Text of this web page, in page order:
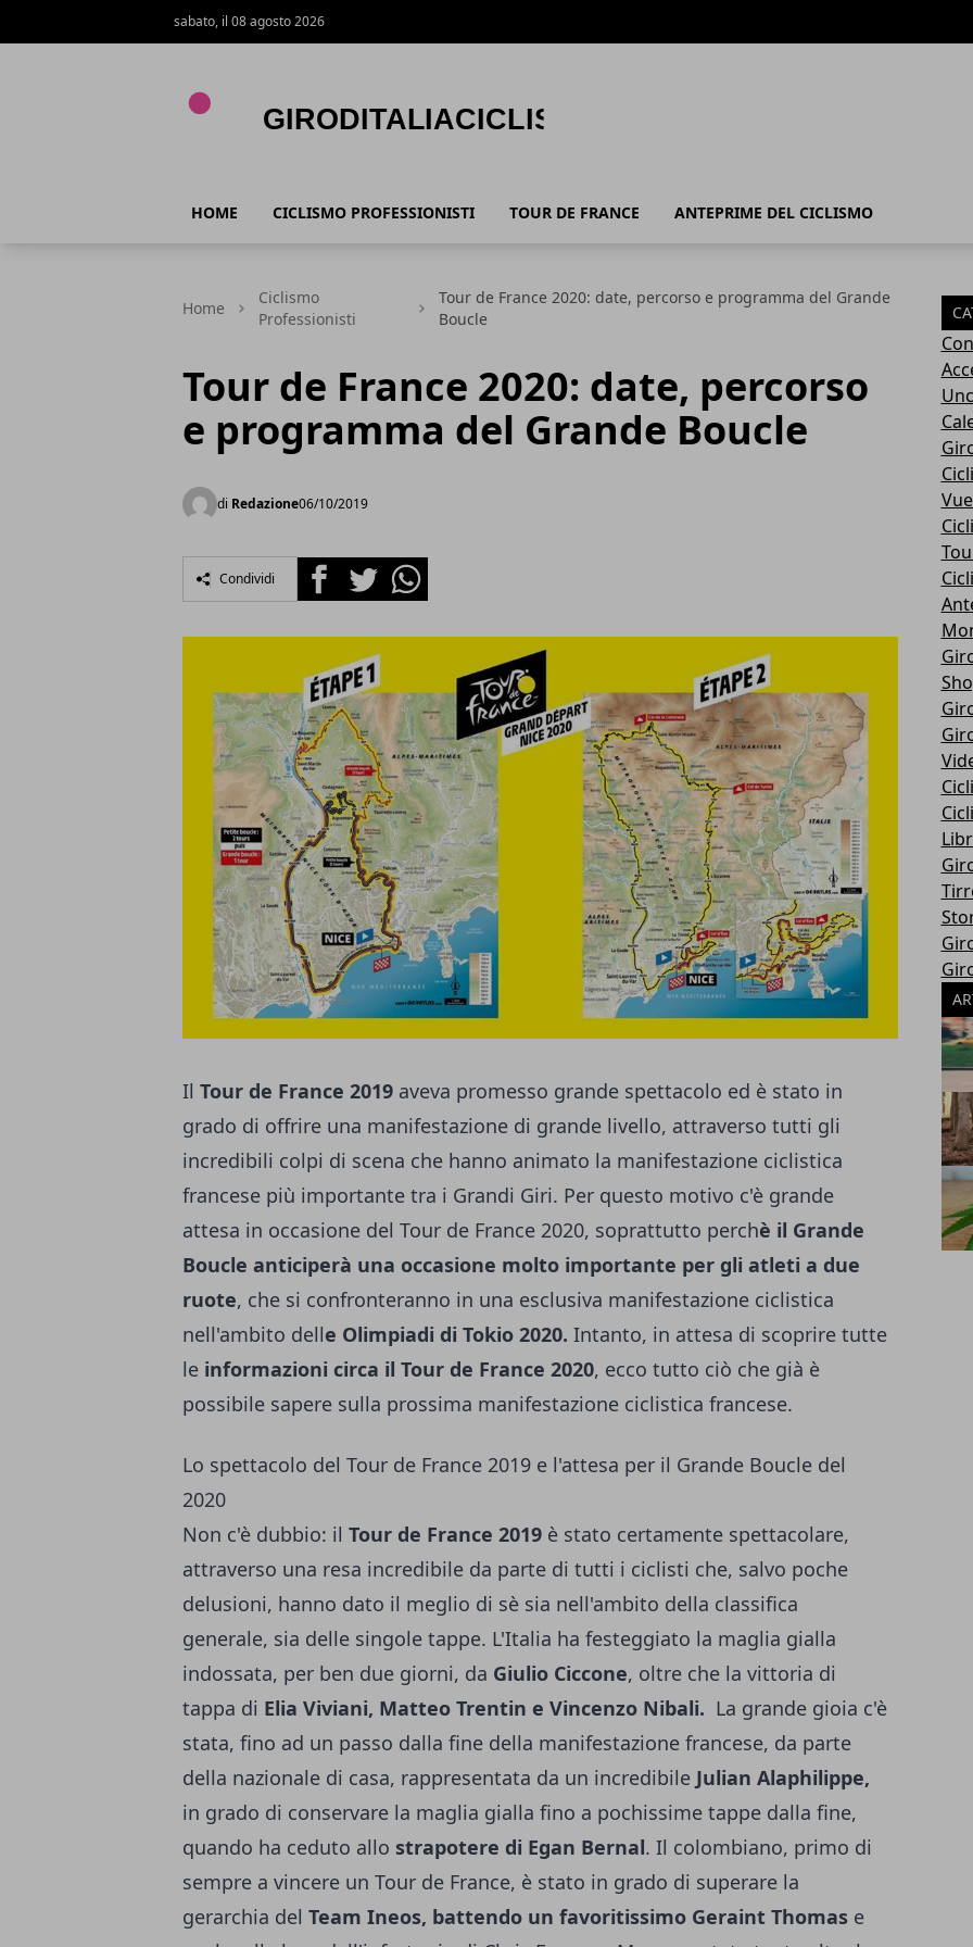
sabato, il 08 agosto 2026
HOME CICLISMO PROFESSIONISTI TOUR DE FRANCE ANTEPRIME DEL CICLISMO
Home
Ciclismo
Professionisti
Tour de France 2020: date, percorso e programma del Grande
Boucle
Tour de France 2020: date, percorso
e programma del Grande Boucle
di Redazione06/10/2019
Condividi FacebookTwitterWhatsapp
Il Tour de France 2019 aveva promesso grande spettacolo ed è stato in
grado di offrire una manifestazione di grande livello, attraverso tutti gli
incredibili colpi di scena che hanno animato la manifestazione ciclistica
francese più importante tra i Grandi Giri. Per questo motivo c'è grande
attesa in occasione del Tour de France 2020, soprattutto perchè il Grande
Boucle anticiperà una occasione molto importante per gli atleti a due
ruote, che si confronteranno in una esclusiva manifestazione ciclistica
nell'ambito delle Olimpiadi di Tokio 2020. Intanto, in attesa di scoprire tutte
le informazioni circa il Tour de France 2020, ecco tutto ciò che già è
possibile sapere sulla prossima manifestazione ciclistica francese.
Lo spettacolo del Tour de France 2019 e l'attesa per il Grande Boucle del
2020
Non c'è dubbio: il Tour de France 2019 è stato certamente spettacolare,
attraverso una resa incredibile da parte di tutti i ciclisti che, salvo poche
delusioni, hanno dato il meglio di sè sia nell'ambito della classifica
generale, sia delle singole tappe. L'Italia ha festeggiato la maglia gialla
indossata, per ben due giorni, da Giulio Ciccone, oltre che la vittoria di
tappa di Elia Viviani, Matteo Trentin e Vincenzo Nibali. La grande gioia c'è
stata, fino ad un passo dalla fine della manifestazione francese, da parte
della nazionale di casa, rappresentata da un incredibile Julian Alaphilippe,
in grado di conservare la maglia gialla fino a pochissime tappe dalla fine,
quando ha ceduto allo strapotere di Egan Bernal. Il colombiano, primo di
sempre a vincere un Tour de France, è stato in grado di superare la
gerarchia del Team Ineos, battendo un favoritissimo Geraint Thomas e